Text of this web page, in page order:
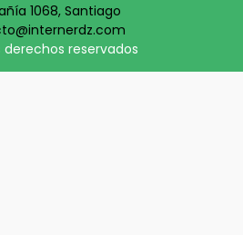
1068, Santiago
derechos reservados